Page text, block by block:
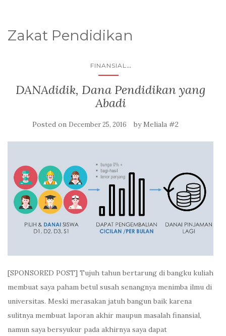
Zakat Pendidikan
FINANSIAL...
DANAdidik, Dana Pendidikan yang
Abadi
Posted on December 25, 2016 byMeliala #2
[SPONSORED POST] Tujuh tahun bertarung di bangku kuliah
membuat saya paham betul susah senangnya menimba ilmu di
universitas. Meski merasakan jatuh bangun baik karena
sulitnya membuat laporan akhir maupun masalah finansial,
namun saya bersyukur pada akhirnya saya dapat